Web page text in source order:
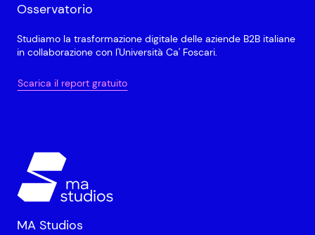
Osservatorio
Studiamo la trasformazione digitale delle aziende B2B italiane
in collaborazione con l'Università Ca' Foscari.
Scarica il report gratuito
MA Studios